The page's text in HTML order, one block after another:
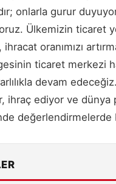
onlarla gurur
Ülkemizin ticaret
oranımızı
ticaret merkezi
devam
ihraç ediyor ve dünya
değerlendirmelerde